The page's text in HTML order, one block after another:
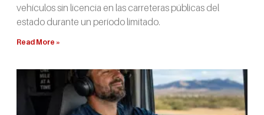
vehículos sin licencia en las carreteras públicas del
estado durante un período limitado.
Read More »